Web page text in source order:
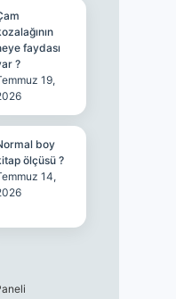
faydası
?
19,
boy
ölçüsü ?
14,